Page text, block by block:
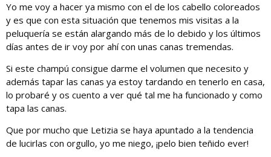
Yo me voy a hacer ya mismo con el de los cabello coloreados
y es que con esta situación que tenemos mis visitas a la
peluquería se están alargando más de lo debido y los últimos
días antes de ir voy por ahí con unas canas tremendas.
Si este champú consigue darme el volumen que necesito y
además tapar las canas ya estoy tardando en tenerlo en casa,
lo probaré y os cuento a ver qué tal me ha funcionado y como
tapa las canas.
Que por mucho que Letizia se haya apuntado a la tendencia
de lucirlas con orgullo, yo me niego, ¡pelo bien teñido ever!